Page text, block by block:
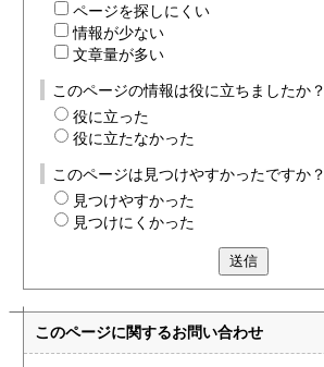
ページを探しにくい
情報が少ない
文章量が多い
このページの情報は役に立ちましたか？
役に立った
役に立たなかった
このページは見つけやすかったですか？
見つけやすかった
見つけにくかった
送信
このページに関するお問い合わせ